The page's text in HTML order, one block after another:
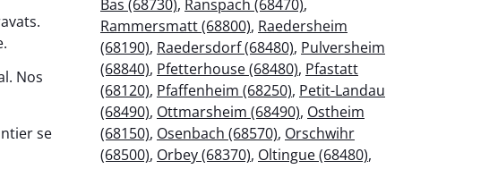
Nos
se
Bas (68730), Ranspach (68470),
Rammersmatt (68800), Raedersheim
(68190), Raedersdorf (68480), Pulversheim
(68840), Pfetterhouse (68480), Pfastatt
(68120), Pfaffenheim (68250), Petit-Landau
(68490), Ottmarsheim (68490), Ostheim
(68150), Osenbach (68570), Orschwihr
(68500), Orbey (68370), Oltingue (68480),